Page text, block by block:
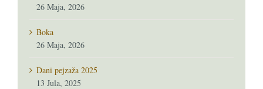
26 Maja, 2026
Boka
26 Maja, 2026
Dani pejzaža 2025
13 Jula, 2025